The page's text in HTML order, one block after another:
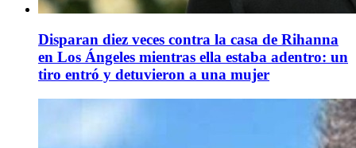
Disparan diez veces contra la casa de Rihanna
en Los Ángeles mientras ella estaba adentro: un
tiro entró y detuvieron a una mujer